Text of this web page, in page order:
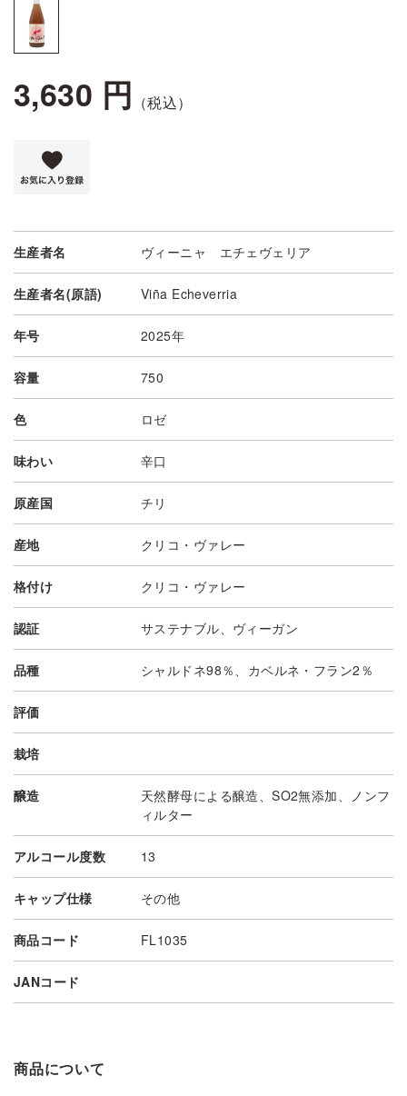
3,630 円 （税込）
生産者名 ヴィーニャ エチェヴェリア
生産者名(原語) Viña Echeverria
年号 2025年
容量 750
色 ロゼ
味わい 辛口
原産国 チリ
産地 クリコ・ヴァレー
格付け クリコ・ヴァレー
認証 サステナブル、ヴィーガン
品種 シャルドネ98％、カベルネ・フラン2％
評価
栽培
醸造
天然酵母による醸造、SO2無添加、ノンフ
ィルター
アルコール度数 13
キャップ仕様 その他
商品コード FL1035
JANコード
商品について